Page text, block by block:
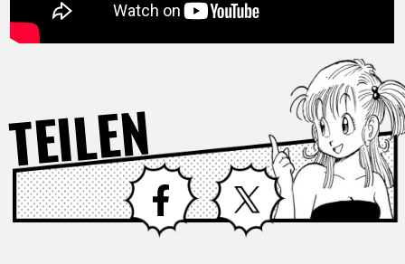
TEILEN Facebook X